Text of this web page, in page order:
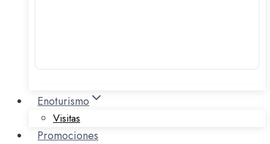
Enoturismo
Visitas
Promociones